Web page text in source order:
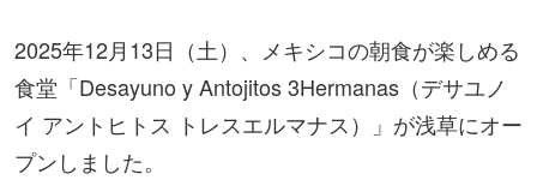
2025年12月13日（土）、メキシコの朝食が楽しめる
食堂「Desayuno y Antojitos 3Hermanas（デサユノ
イ アントヒトス トレスエルマナス）」が浅草にオー
プンしました。